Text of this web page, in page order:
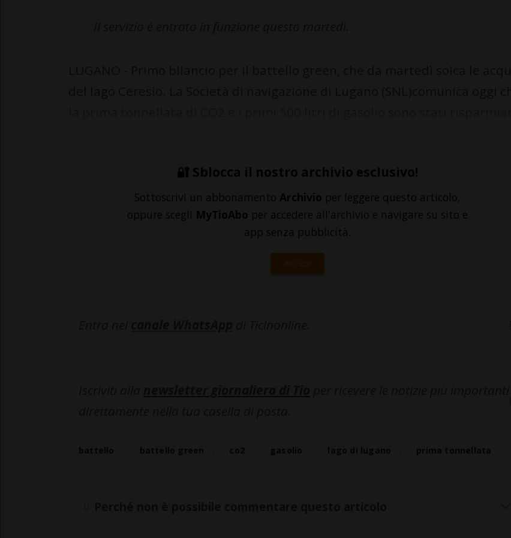
🔐 Sblocca il nostro archivio esclusivo!
Sottoscrivi un abbonamento Archivio per leggere questo articolo,
oppure scegli MyTioAbo per accedere all'archivio e navigare su sito e
app senza pubblicità.
ACCEDI